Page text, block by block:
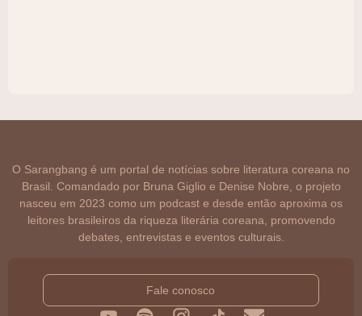
O Sarangbang é um portal de notícias sobre literatura coreana no
Brasil. Comandado por Bruna Giglio e Denise Nobre, o projeto
nasceu em 2023 como um podcast e desde então aproxima os
leitores brasileiros da riqueza literária coreana, promovendo
debates, entrevistas e eventos culturais.
Fale conosco